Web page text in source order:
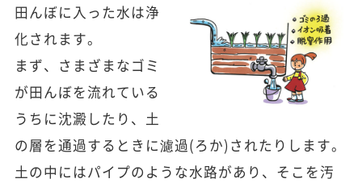
田んぼに入った水は浄
化されます。
まず、さまざまなゴミ
が田んぼを流れている
うちに沈澱したり、土
の層を通過するときに濾過(ろか)されたりします。
土の中にはパイプのような水路があり、そこを汚